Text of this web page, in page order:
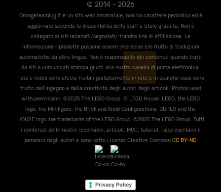
© 2014 - 2026
Orangeteamlug.it è un sito web amatoriale, non ha carattere periodico ed è
aggiornato secondo la disponibilità dello staff a titolo gratuito. Non è
collegato ai siti recensiti/segnalati/ tramite link di affiliazione. Le
informazione riprodotte possono essere imprecise e/o frutto di traduzioni
automatiche da altre lingue. Non è responsabile dei contenuti quando tratti
da siti o comunicati stampa giunti alla nostra casella di posta elettronica.
Foto e video sono altresi fruibili gratuitamente in rete e in qualche caso sono
frutto dell'ingegno e della creatività degli autori degli articoli. Photos used
with permission. ©2025 The LEGO Group. © LEGO House. LEGO, the LEGO
logo, the Miniﬁgure, the Brick and Knob Conﬁgurations, DUPLO and the
HOUSE logo are trademarks of the LEGO Group. ©2025 The LEGO Group. Tutti
i contenuti delle nostre recensioni, articoli, MOC, tutorial, rappresentano il
pensiero degli autori e sono sotto Licenza Creative Common CC BY-NC
Privacy Policy